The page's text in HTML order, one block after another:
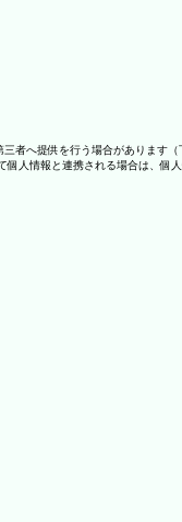
者へ提供を行う場合があります（
人情報と連携される場合は、個